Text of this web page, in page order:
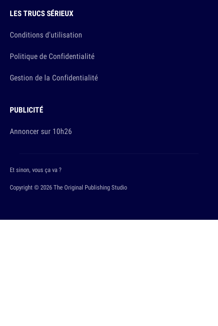
LES TRUCS SÉRIEUX
Conditions d'utilisation
Politique de Confidentialité
Gestion de la Confidentialité
PUBLICITÉ
Annoncer sur 10h26
Copyright © 2026 The Original Publishing Studio
Et sinon, vous ça va ?